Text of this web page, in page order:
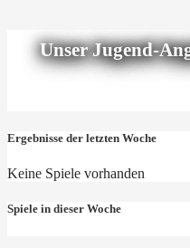
Unser Jugend-
Ergebnisse der letzten Woche
Keine Spiele vorhanden
Spiele in dieser Woche